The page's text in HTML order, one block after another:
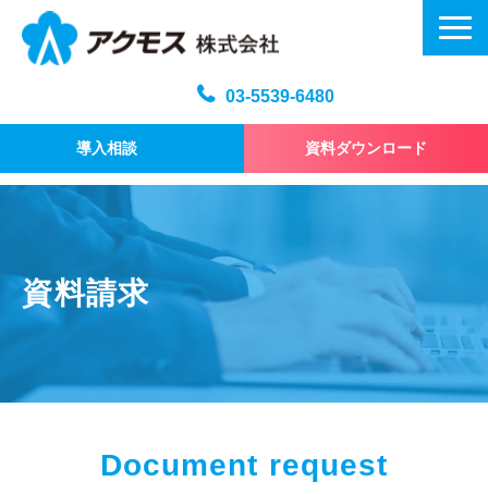
03-5539-6480
導入相談 資料ダウンロード
機能・仕様
プラン・料金
よくある質問
お問い合わせ
資料請求
Document request